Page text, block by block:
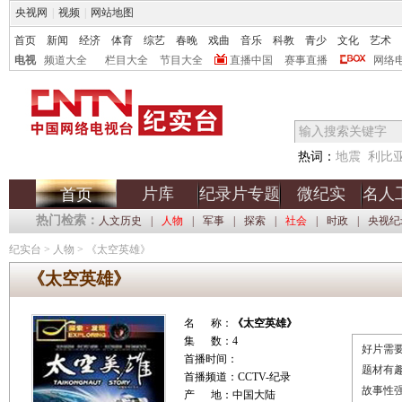
央视网 视频 网站地图
首页 新闻 经济 体育 综艺 春晚 戏曲 音乐 科教 青少 文化
艺术
电视
频道大全 栏目大全 节目大全 直播中国 赛事直播 网络
热词： 地震 利比
首页 片库 纪录片专题 微纪实 名人
热门检索： 人文历史 人物 军事 探索 社会 时政 央视
纪实台 > 人物 > 《太空英雄》
《太空英雄》
名 称：
《太空英雄》
集 数：4
首播时间：
首播频道：CCTV-纪录
产 地：中国大陆
好片需
题材有
故事性